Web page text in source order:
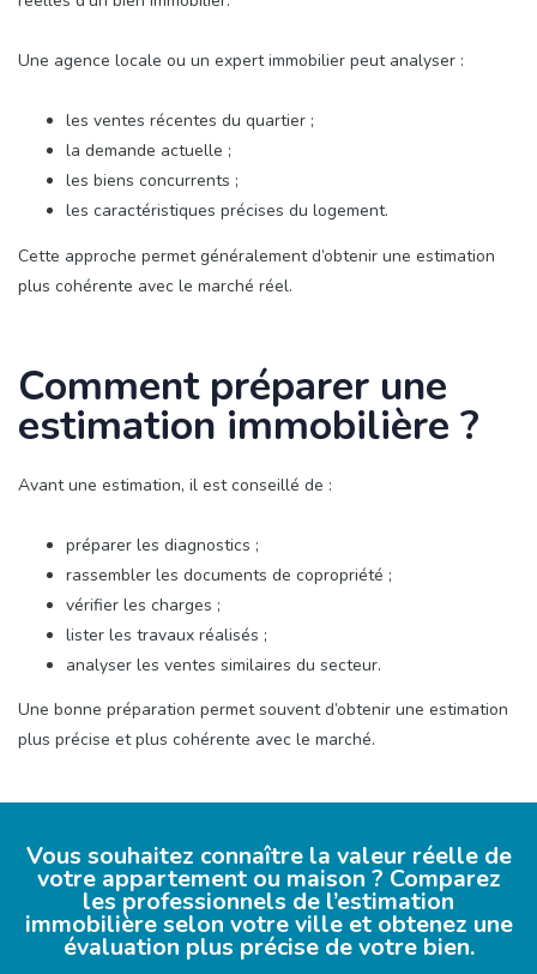
Une agence locale ou un expert immobilier peut analyser :
les ventes récentes du quartier ;
la demande actuelle ;
les biens concurrents ;
les caractéristiques précises du logement.
Cette approche permet généralement d’obtenir une estimation
plus cohérente avec le marché réel.
Comment préparer une
estimation immobilière ?
Avant une estimation, il est conseillé de :
préparer les diagnostics ;
rassembler les documents de copropriété ;
vérifier les charges ;
lister les travaux réalisés ;
analyser les ventes similaires du secteur.
Une bonne préparation permet souvent d’obtenir une estimation
plus précise et plus cohérente avec le marché.
Vous souhaitez connaître la valeur réelle de
votre appartement ou maison ? Comparez
les professionnels de l’estimation
immobilière selon votre ville et obtenez une
évaluation plus précise de votre bien.